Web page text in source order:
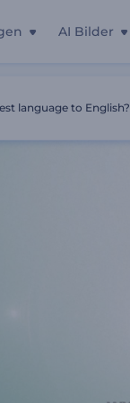
AI Bilder
language to English?